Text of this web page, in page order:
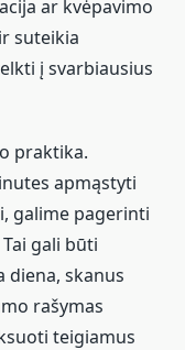
ar kvėpavimo
suteikia
į svarbiausius
praktika.
apmąstyti
galime pagerinti
gali būti
diena, skanus
rašymas
teigiamus